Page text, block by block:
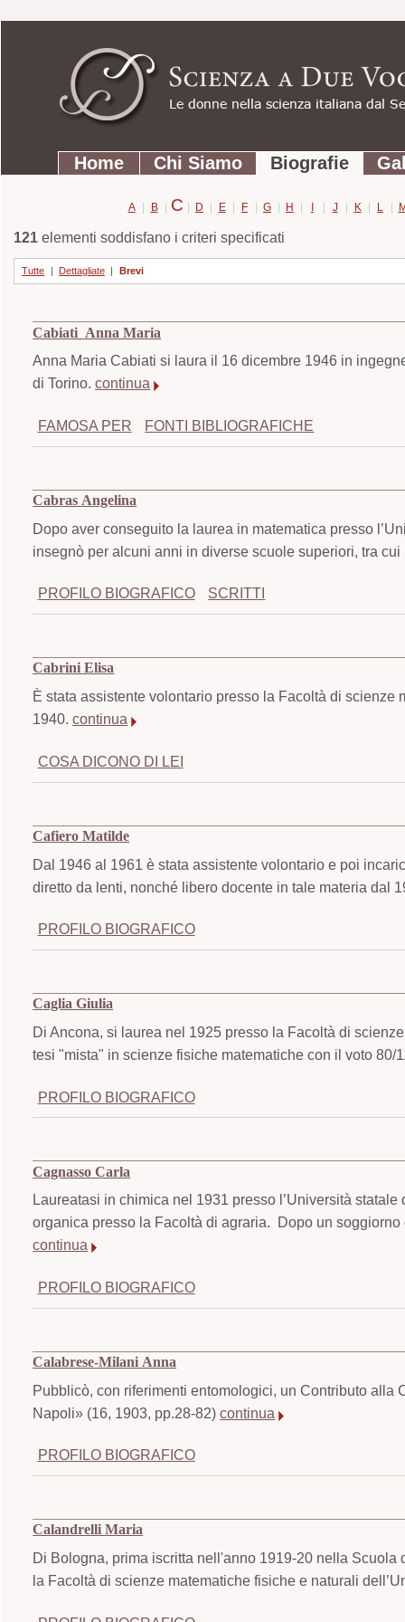
contenuti.
Strumenti
personali
SezioniHome Chi Siamo Biografie
A | B | C | D | E | F | G | H | I | J | K | L |
121elementi soddisfano i criteri specificati
Tutte | Dettagliate | Brevi
Cabiati Anna Maria
Anna Maria Cabiati si laura il 16 dicembre 1946 in
di Torino.continua
FAMOSA PER FONTI BIBLIOGRAFICHE
Cabras Angelina
Dopo aver conseguito la laurea in matematica presso
insegnò per alcuni anni in diverse scuole superiori, tra
PROFILO BIOGRAFICO SCRITTI
Cabrini Elisa
È stata assistente volontario presso la Facoltà di
1940.continua
COSA DICONO DI LEI
Cafiero Matilde
Dal 1946 al 1961 è stata assistente volontario e poi
diretto da lenti, nonché libero docente in tale materia dal
PROFILO BIOGRAFICO
Caglia Giulia
Di Ancona, si laurea nel 1925 presso la Facoltà di
tesi "mista" in scienze fisiche matematiche con il voto 80/
PROFILO BIOGRAFICO
Cagnasso Carla
Laureatasi in chimica nel 1931 presso l’Università
organica presso la Facoltà di agraria. Dopo un
continua
PROFILO BIOGRAFICO
Calabrese-Milani Anna
Pubblicò, con riferimenti entomologici, un Contributo
Napoli» (16, 1903, pp.28-82)continua
PROFILO BIOGRAFICO
Calandrelli Maria
Di Bologna, prima iscritta nell'anno 1919-20 nella
la Facoltà di scienze matematiche fisiche e naturali